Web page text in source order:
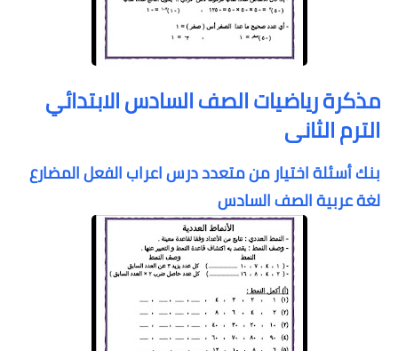
مذكرة رياضيات الصف السادس الابتدائي
الترم الثانى
بنك أسئلة اختيار من متعدد درس اعراب الفعل المضارع
لغة عربية الصفالسادس